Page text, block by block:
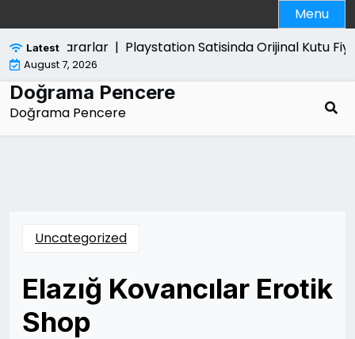
to
content
Menu
Latest
Verdigi Zararlar | Playstation Satisinda Orijinal Kutu
August 7, 2026
Doğrama Pencere
Doğrama Pencere
Uncategorized
Elazığ Kovancılar Erotik
Shop